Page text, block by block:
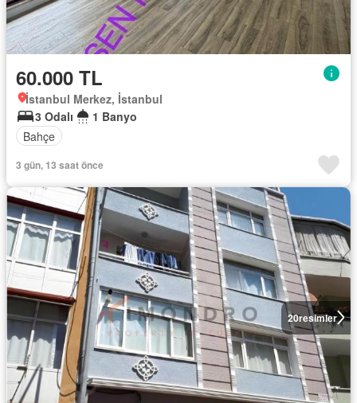
60.000 TL
İstanbul Merkez, İstanbul
3 Odalı
1 Banyo
Bahçe
3 gün, 13 saat önce
20resimler